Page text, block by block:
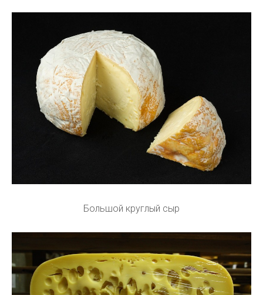
Большой круглый сыр